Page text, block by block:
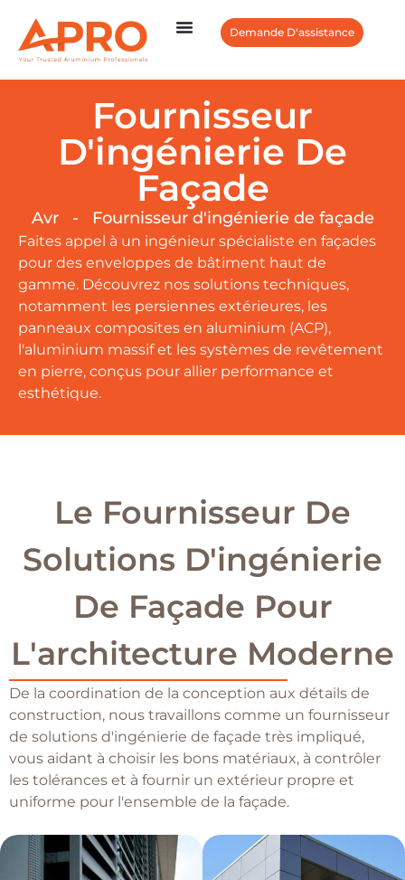
Demande D'assistance
Fournisseur
D'ingénierie De
Façade
Avr - Fournisseur d'ingénierie de façade
Faites appel à un ingénieur spécialiste en façades
pour des enveloppes de bâtiment haut de
gamme. Découvrez nos solutions techniques,
notamment les persiennes extérieures, les
panneaux composites en aluminium (ACP),
l'aluminium massif et les systèmes de revêtement
en pierre, conçus pour allier performance et
esthétique.
Le Fournisseur De
Solutions D'ingénierie
De Façade Pour
L'architecture Moderne
De la coordination de la conception aux détails de
construction, nous travaillons comme un fournisseur
de solutions d'ingénierie de façade très impliqué,
vous aidant à choisir les bons matériaux, à contrôler
les tolérances et à fournir un extérieur propre et
uniforme pour l'ensemble de la façade.